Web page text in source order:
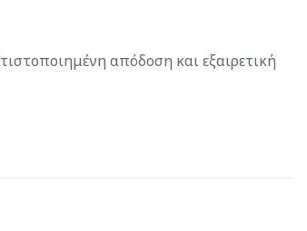
απόδοση και εξαιρετική